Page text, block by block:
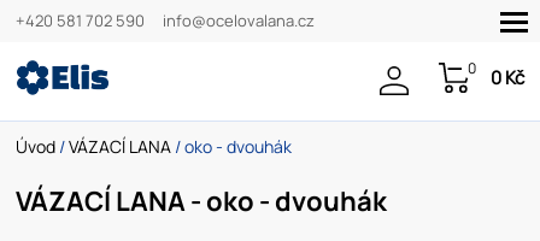
+420 581 702 590 info@ocelovalana.cz
0 0 Kč
Úvod /VÁZACÍ LANA / oko - dvouhák
VÁZACÍ LANA - oko - dvouhák